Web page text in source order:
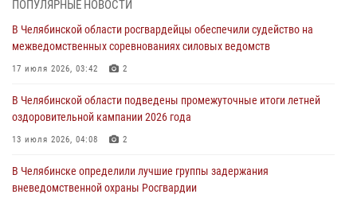
03 августа 2026, 09:22 1
Авиация Росгвардии совершила более 250 санитарных вылетов в
Донецкой Народной Республике
31 июля 2026, 11:33
Росгвардия обеспечивает безопасность граждан на южном
направлении
31 июля 2026, 11:32
В Уральском округе Росгвардии состоялось заседание
оперативного штаба
ПОПУЛЯРНЫЕ НОВОСТИ
В Челябинской области росгвардейцы обеспечили судейство на
межведомственных соревнованиях силовых ведомств
17 июля 2026, 03:42 2
В Челябинской области подведены промежуточные итоги летней
оздоровительной кампании 2026 года
13 июля 2026, 04:08 2
В Челябинске определили лучшие группы задержания
вневедомственной охраны Росгвардии